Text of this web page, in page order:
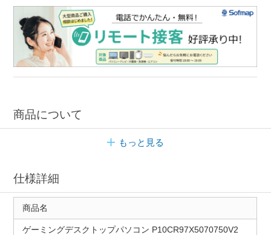
商品について
もっと見る
仕様詳細
商品名
ゲーミングデスクトップパソコン P10CR97X5070750V2